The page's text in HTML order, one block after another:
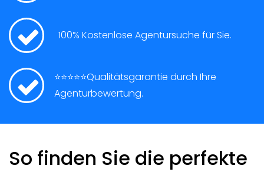
100% Kostenlose Agentursuche für Sie.
⭐⭐⭐⭐⭐Qualitätsgarantie durch Ihre
Agenturbewertung.
So finden Sie die perfekte